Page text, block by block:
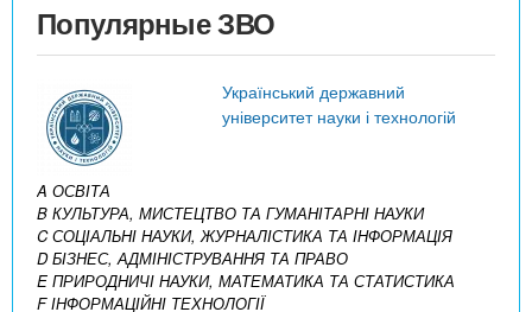
Популярные ЗВО
Український державний
університет науки і технологій
A ОСВІТА
B КУЛЬТУРА, МИСТЕЦТВО ТА ГУМАНІТАРНІ НАУКИ
C СОЦІАЛЬНІ НАУКИ, ЖУРНАЛІСТИКА ТА ІНФОРМАЦІЯ
D БІЗНЕС, АДМІНІСТРУВАННЯ ТА ПРАВО
E ПРИРОДНИЧІ НАУКИ, МАТЕМАТИКА ТА СТАТИСТИКА
F ІНФОРМАЦІЙНІ ТЕХНОЛОГІЇ